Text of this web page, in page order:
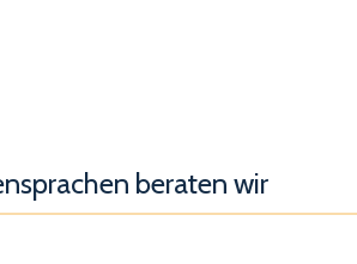
beraten wir